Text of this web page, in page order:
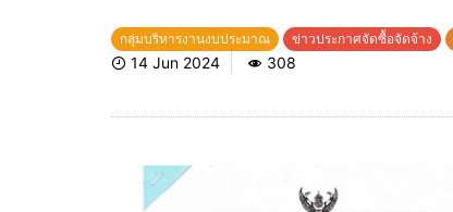
กลุ่มบริหารงานงบประมาณ ข่าวประกาศจัดซื้อจัดจ้าง
14 Jun 2024 308